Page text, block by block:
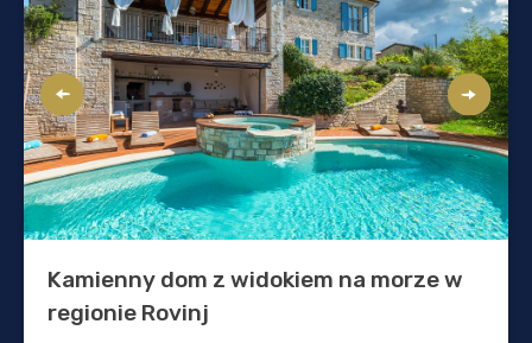
Kamienny dom z widokiem na morze w
regionie Rovinj